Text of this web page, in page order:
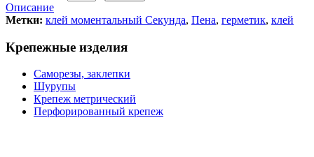
Описание
Метки: клей моментальный Секунда, Пена, герметик, клей
Крепежные изделия
Саморезы, заклепки
Шурупы
Крепеж метрический
Перфорированный крепеж